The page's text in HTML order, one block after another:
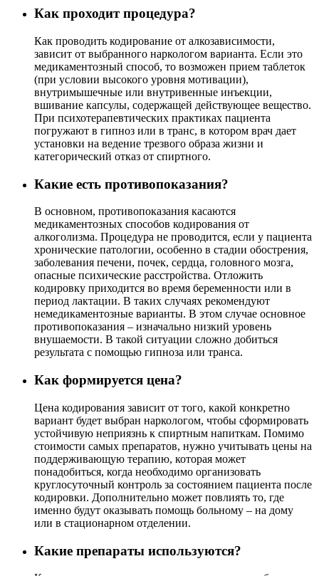
Как проходит процедура?
Как проводить кодирование от алкозависимости,
зависит от выбранного наркологом варианта. Если это
медикаментозный способ, то возможен прием таблеток
(при условии высокого уровня мотивации),
внутримышечные или внутривенные инъекции,
вшивание капсулы, содержащей действующее вещество.
При психотерапевтических практиках пациента
погружают в гипноз или в транс, в котором врач дает
установки на ведение трезвого образа жизни и
категорический отказ от спиртного.
Какие есть противопоказания?
В основном, противопоказания касаются
медикаментозных способов кодирования от
алкоголизма. Процедура не проводится, если у пациента
хронические патологии, особенно в стадии обострения,
заболевания печени, почек, сердца, головного мозга,
опасные психические расстройства. Отложить
кодировку приходится во время беременности или в
период лактации. В таких случаях рекомендуют
немедикаментозные варианты. В этом случае основное
противопоказания – изначально низкий уровень
внушаемости. В такой ситуации сложно добиться
результата с помощью гипноза или транса.
Как формируется цена?
Цена кодирования зависит от того, какой конкретно
вариант будет выбран наркологом, чтобы сформировать
устойчивую неприязнь к спиртным напиткам. Помимо
стоимости самых препаратов, нужно учитывать цены на
поддерживающую терапию, которая может
понадобиться, когда необходимо организовать
круглосуточный контроль за состоянием пациента после
кодировки. Дополнительно может повлиять то, где
именно будут оказывать помощь больному – на дому
или в стационарном отделении.
Какие препараты используются?